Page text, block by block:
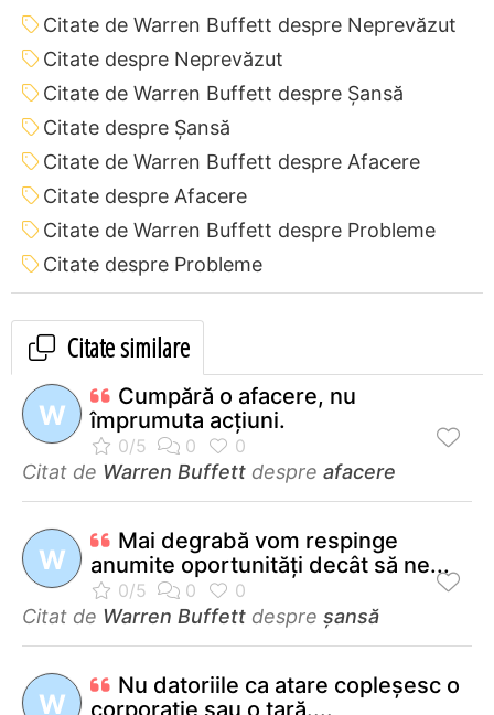
Citate de Warren Buffett despre Neprevăzut
Citate despre Neprevăzut
Citate de Warren Buffett despre Șansă
Citate despre Șansă
Citate de Warren Buffett despre Afacere
Citate despre Afacere
Citate de Warren Buffett despre Probleme
Citate despre Probleme
Citate similare
W
Cumpără o afacere, nu
împrumuta acţiuni.
Citat de Warren Buffett despre afacere
W
Mai degrabă vom respinge
anumite oportunităţi decât să ne...
Citat de Warren Buffett despre șansă
W
Nu datoriile ca atare copleşesc o
corporaţie sau o ţară....